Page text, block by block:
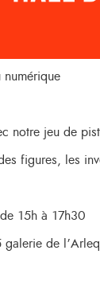
numérique
notre jeu de
figures, les
15h à 17h30
de